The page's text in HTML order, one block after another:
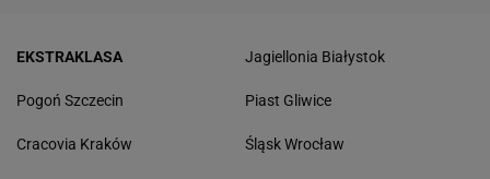
EKSTRAKLASA
Pogoń Szczecin
Cracovia Kraków
Jagiellonia Białystok
Piast Gliwice
Śląsk Wrocław